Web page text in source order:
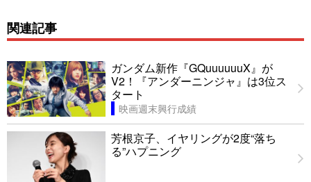
関連記事
ガンダム新作『GQuuuuuuX』が
V2！『アンダーニンジャ』は3位ス
タート
映画週末興行成績
芳根京子、イヤリングが2度“落ち
る”ハプニング